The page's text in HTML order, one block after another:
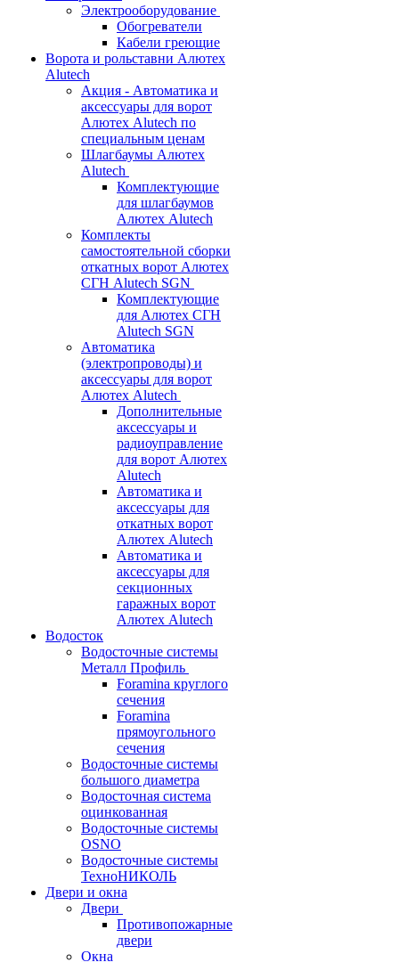
Электрооборудование
Обогреватели
Кабели греющие
Ворота и рольставни Алютех
Alutech
Акция - Автоматика и
аксессуары для ворот
Алютех Alutech по
специальным ценам
Шлагбаумы Алютех
Alutech
Комплектующие
для шлагбаумов
Алютех Alutech
Комплекты
самостоятельной сборки
откатных ворот Алютех
СГН Alutech SGN
Комплектующие
для Алютех СГН
Alutech SGN
Автоматика
(электропроводы) и
аксессуары для ворот
Алютех Alutech
Дополнительные
аксессуары и
радиоуправление
для ворот Алютех
Alutech
Автоматика и
аксессуары для
откатных ворот
Алютех Alutech
Автоматика и
аксессуары для
секционных
гаражных ворот
Алютех Alutech
Водосток
Водосточные системы
Металл Профиль
Foramina круглого
сечения
Foramina
прямоугольного
сечения
Водосточные системы
большого диаметра
Водосточная система
оцинкованная
Водосточные системы
OSNO
Водосточные системы
ТехноНИКОЛЬ
Двери и окна
Двери
Противопожарные
двери
Окна